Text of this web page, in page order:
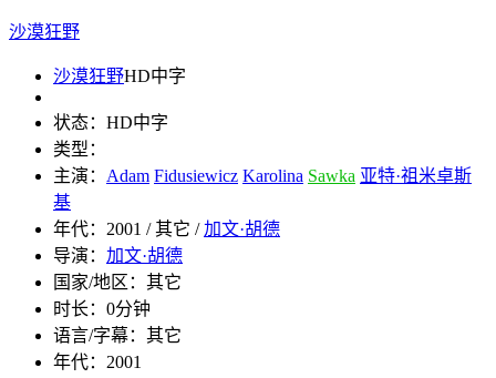
沙漠狂野
沙漠狂野HD中字
状态： HD中字
类型：
主演： Adam Fidusiewicz Karolina Sawka 亚特·祖米卓斯
基
年代： 2001 / 其它 /加文·胡德
导演： 加文·胡德
国家/地区： 其它
时长： 0分钟
语言/字幕： 其它
年代： 2001